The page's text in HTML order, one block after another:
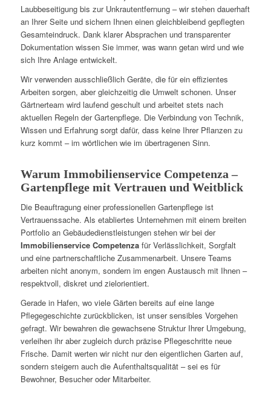
Laubbeseitigung bis zur Unkrautentfernung – wir stehen dauerhaft
an Ihrer Seite und sichern Ihnen einen gleichbleibend gepflegten
Gesamteindruck. Dank klarer Absprachen und transparenter
Dokumentation wissen Sie immer, was wann getan wird und wie
sich Ihre Anlage entwickelt.
Wir verwenden ausschließlich Geräte, die für ein effizientes
Arbeiten sorgen, aber gleichzeitig die Umwelt schonen. Unser
Gärtnerteam wird laufend geschult und arbeitet stets nach
aktuellen Regeln der Gartenpflege. Die Verbindung von Technik,
Wissen und Erfahrung sorgt dafür, dass keine Ihrer Pflanzen zu
kurz kommt – im wörtlichen wie im übertragenen Sinn.
Warum Immobilienservice Competenza –
Gartenpflege mit Vertrauen und Weitblick
Die Beauftragung einer professionellen Gartenpflege ist
Vertrauenssache. Als etabliertes Unternehmen mit einem breiten
Portfolio an Gebäudedienstleistungen stehen wir bei der
Immobilienservice Competenzafür Verlässlichkeit, Sorgfalt
und eine partnerschaftliche Zusammenarbeit. Unsere Teams
arbeiten nicht anonym, sondern im engen Austausch mit Ihnen –
respektvoll, diskret und zielorientiert.
Gerade in Hafen, wo viele Gärten bereits auf eine lange
Pflegegeschichte zurückblicken, ist unser sensibles Vorgehen
gefragt. Wir bewahren die gewachsene Struktur Ihrer Umgebung,
verleihen ihr aber zugleich durch präzise Pflegeschritte neue
Frische. Damit werten wir nicht nur den eigentlichen Garten auf,
sondern steigern auch die Aufenthaltsqualität – sei es für
Bewohner, Besucher oder Mitarbeiter.